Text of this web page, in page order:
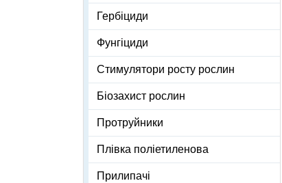
Гербіциди
Фунгіциди
Стимулятори росту рослин
Біозахист рослин
Протруйники
Плівка поліетиленова
Прилипачі